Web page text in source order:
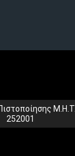
Μ.Η.Τ.
252001